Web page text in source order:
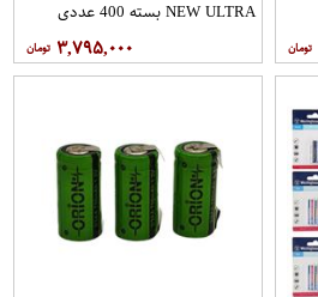
NEW ULTRA بسته 400 عددی
۳,۷۹۵,۰۰۰